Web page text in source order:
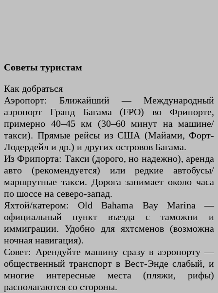
Советы туристам
Как добраться
Аэропорт: Ближайший — Международный
аэропорт Гранд Багама (FPO) во Фрипорте,
примерно 40–45 км (30–60 минут на машине/
такси). Прямые рейсы из США (Майами, Форт-
Лодердейл и др.) и других островов Багама.
Из Фрипорта: Такси (дорого, но надежно), аренда
авто (рекомендуется) или редкие автобусы/
маршрутные такси. Дорога занимает около часа
по шоссе на северо-запад.
Яхтой/катером: Old Bahama Bay Marina —
официальный пункт въезда с таможни и
иммиграции. Удобно для яхтсменов (возможна
ночная навигация).
Совет: Арендуйте машину сразу в аэропорту —
общественный транспорт в Вест-Энде слабый, и
многие интересные места (пляжи, рифы)
располагаются со стороны.